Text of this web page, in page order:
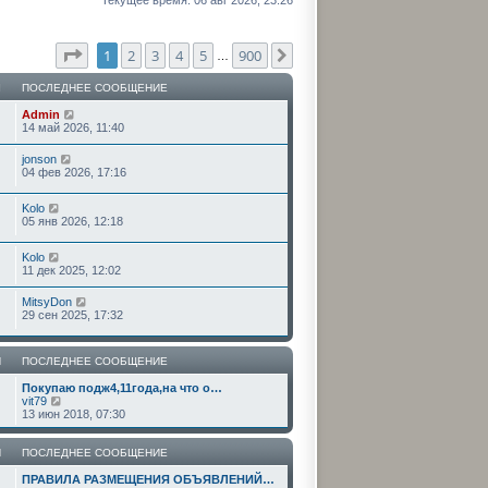
Страница 1 из900
1 2 3 4 5 900
ПОСЛЕДНЕЕ СООБЩЕНИЕ
Admin
14 май 2026, 11:40
jonson
04 фев 2026, 17:16
Kolo
05 янв 2026, 12:18
Kolo
11 дек 2025, 12:02
MitsyDon
29 сен 2025, 17:32
ПОСЛЕДНЕЕ СООБЩЕНИЕ
Покупаю подж4,11года,на что о…
vit79
е
р
е
й
т
и
13 июн 2018, 07:30
ПОСЛЕДНЕЕ СООБЩЕНИЕ
ПРАВИЛА РАЗМЕЩЕНИЯ ОБЪЯВЛЕНИЙ…